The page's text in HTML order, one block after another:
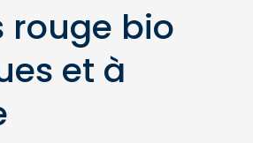
rouge bio
et à